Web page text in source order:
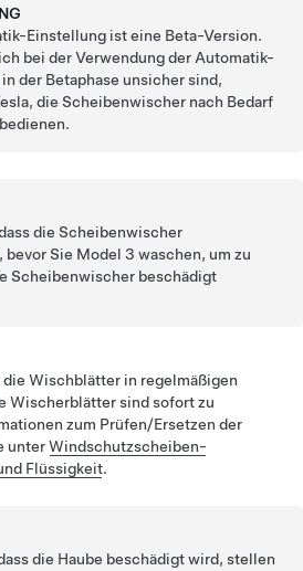
Einstellung ist eine Beta-Version.
bei der Verwendung der Automatik-
der Betaphase unsicher sind,
die Scheibenwischer nach Bedarf
die Scheibenwischer
bevor Sie Model 3 waschen, um zu
Scheibenwischer beschädigt
Wischblätter in regelmäßigen
Wischerblätter sind sofort zu
zum Prüfen/Ersetzen der
unterWindschutzscheiben-
Flüssigkeit.
die Haube beschädigt wird, stellen